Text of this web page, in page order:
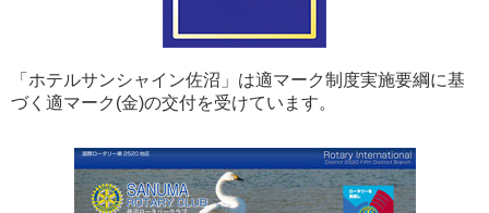
「ホテルサンシャイン佐沼」は適マーク制度実施要綱に基
づく適マーク(金)の交付を受けています。